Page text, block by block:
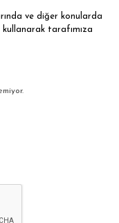
ve diğer konularda
tarafımıza